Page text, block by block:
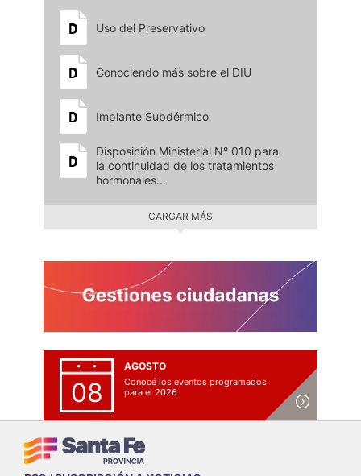
Uso del Preservativo
Conociendo más sobre el DIU
Implante Subdérmico
Disposición Ministerial N° 010 para
la continuidad de los tratamientos
hormonales...
CARGAR MÁS
08
AGOSTO
Conocé los eventos programados
para el 2026